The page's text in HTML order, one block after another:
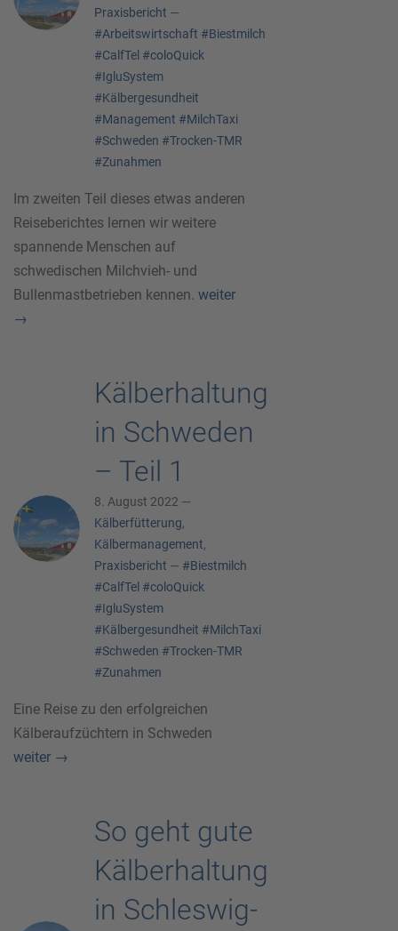
Praxisbericht —
#Arbeitswirtschaft #Biestmilch
#CalfTel #coloQuick
#IgluSystem
#Kälbergesundheit
#Management #MilchTaxi
#Schweden #Trocken-TMR
#Zunahmen
Im zweiten Teil dieses etwas anderen
Reiseberichtes lernen wir weitere
spannende Menschen auf
schwedischen Milchvieh- und
Bullenmastbetrieben kennen. weiter
→
Kälberhaltung
in Schweden
– Teil 1
8. August 2022 —
Kälberfütterung,
Kälbermanagement,
Praxisbericht — #Biestmilch
#CalfTel #coloQuick
#IgluSystem
#Kälbergesundheit #MilchTaxi
#Schweden #Trocken-TMR
#Zunahmen
Eine Reise zu den erfolgreichen
Kälberaufzüchtern in Schweden
weiter →
So geht gute
Kälberhaltung
in Schleswig-